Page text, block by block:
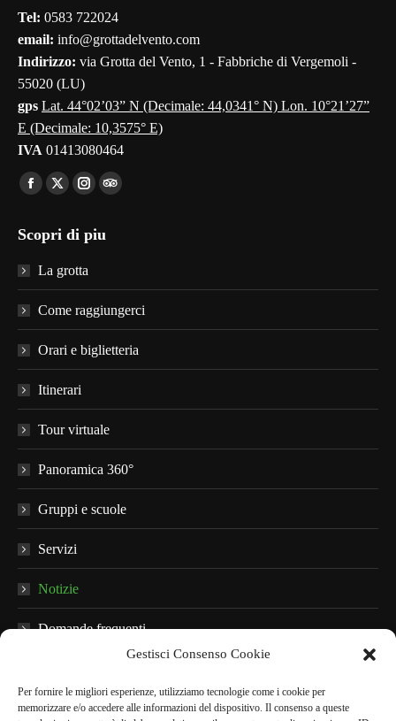
Gestisci Consenso Cookie
Per fornire le migliori esperienze, utilizziamo tecnologie come i cookie per
memorizzare e/o accedere alle informazioni del dispositivo. Il consenso a queste
in
new
window
in
new
window
in
new
window
in
new
window
new
window
Tel: 0583 722024
email: info@grottadelvento.com
Indirizzo: via Grotta del Vento, 1 - Fabbriche di Vergemoli -
55020 (LU)
gps Lat. 44°02’03” N (Decimale: 44,0341° N) Lon. 10°21’27”
E (Decimale: 10,3575° E)
IVA 01413080464
Find us on:
Facebook
opens
in
window
X
opens
window
Instagram
opens
window
TripAdvisor
window
Scopri di piu
La grotta
Come raggiungerci
Orari e biglietteria
Itinerari
Tour virtuale
Panoramica 360°
Gruppi e scuole
Servizi
Notizie
Domande frequenti
Audioguide